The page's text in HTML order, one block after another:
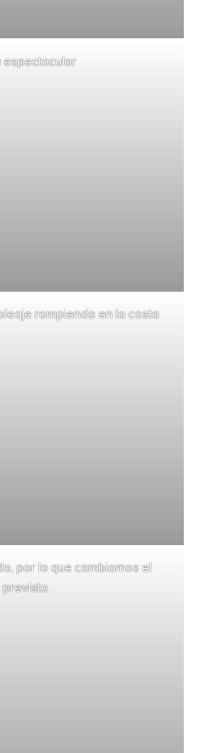
espectacular
rompiendo en la costa
por lo que cambiamos el